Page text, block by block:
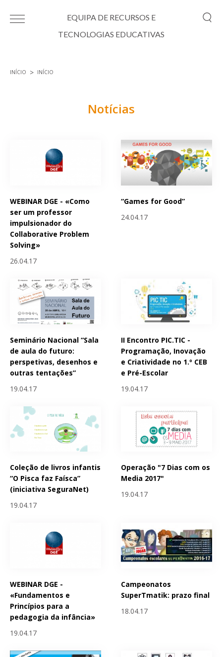
EQUIPA DE RECURSOS E
TECNOLOGIAS EDUCATIVAS
INÍCIO INÍCIO
Notícias
WEBINAR DGE - «Como
ser um professor
impulsionador do
Collaborative Problem
Solving»
26.04.17
“Games for Good”
24.04.17
Seminário Nacional “Sala
de aula do futuro:
perspetivas, desenhos e
outras tentações”
19.04.17
II Encontro PIC.TIC -
Programação, Inovação
e Criatividade no 1.º CEB
e Pré-Escolar
19.04.17
Coleção de livros infantis
“O Pisca faz Faísca”
(iniciativa SeguraNet)
19.04.17
Operação "7 Dias com os
Media 2017"
19.04.17
WEBINAR DGE -
«Fundamentos e
Princípios para a
pedagogia da infância»
19.04.17
Campeonatos
SuperTmatik: prazo final
18.04.17
Páginas